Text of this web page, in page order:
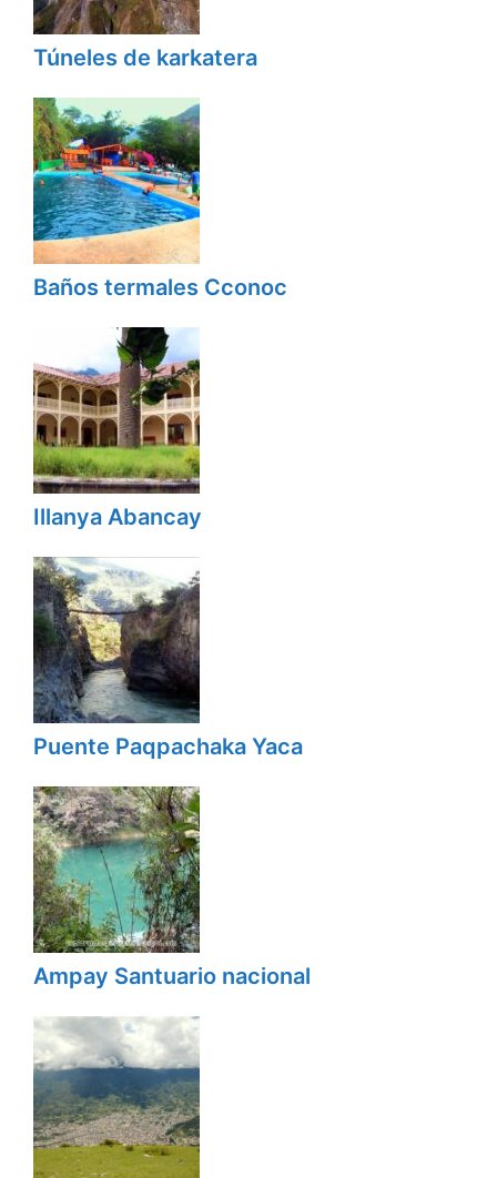
Túneles de karkatera
Baños termales Cconoc
Illanya Abancay
Puente Paqpachaka Yaca
Ampay Santuario nacional